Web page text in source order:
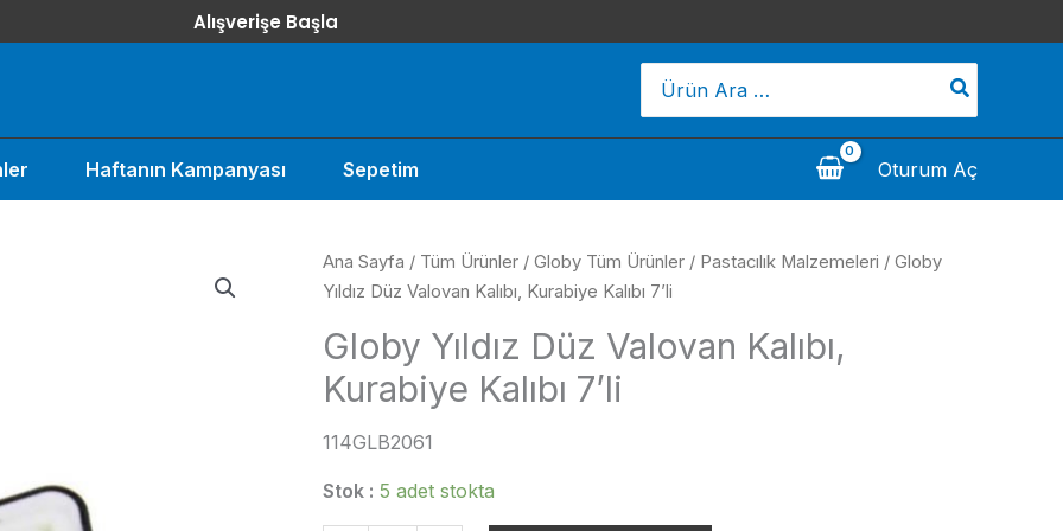
Alışverişe Başla
Search
for:
Haftanın Kampanyası Sepetim Oturum Aç
Ana Sayfa / Tüm Ürünler / Globy Tüm Ürünler / Pastacılık Malzemeleri / Globy
Yıldız Düz Valovan Kalıbı, Kurabiye Kalıbı 7’li
Globy Yıldız Düz Valovan Kalıbı,
Kurabiye Kalıbı 7’li
114GLB2061
Stok : 5 adet stokta